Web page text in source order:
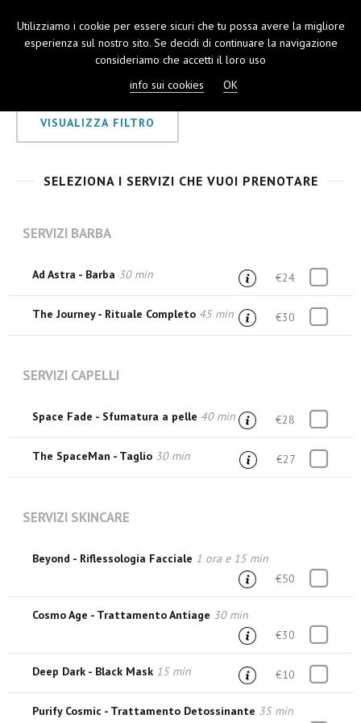
VISUALIZZA FILTRO
SELEZIONA I SERVIZI CHE VUOI PRENOTARE
SERVIZI BARBA
Ad Astra - Barba 30 min €24
The Journey - Rituale Completo 45 min €30
SERVIZI CAPELLI
Space Fade - Sfumatura a pelle 40 min €28
The SpaceMan - Taglio 30 min €27
SERVIZI SKINCARE
Beyond - Riflessologia Facciale 1 ora e 15 min
€50
Cosmo Age - Trattamento Antiage 30 min
€30
Deep Dark - Black Mask 15 min €10
Purify Cosmic - Trattamento Detossinante 35 min
Utilizziamo i cookie per essere sicuri che tu possa avere la migliore
esperienza sul nostro sito. Se decidi di continuare la navigazione
consideriamo che accetti il loro uso
info sui cookies
OK